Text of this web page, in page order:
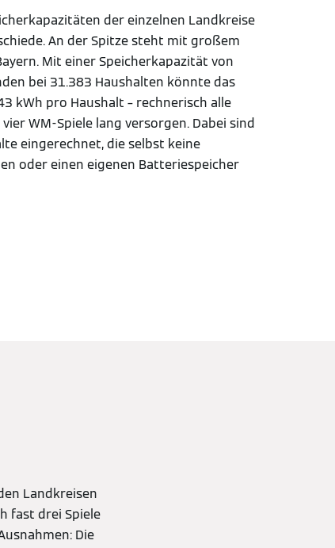
der einzelnen Landkreise
An der Spitze steht mit großem
Mit einer Speicherkapazität von
bei 31.383 Haushalten könnte das
kWh pro Haushalt – rechnerisch alle
WM-Spiele lang versorgen. Dabei sind
eingerechnet, die selbst keine
oder einen eigenen Batteriespeicher
Landkreisen
fast drei Spiele
Die